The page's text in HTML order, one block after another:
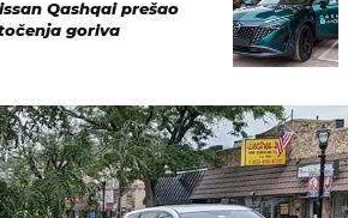
Qashqai prešao
goriva